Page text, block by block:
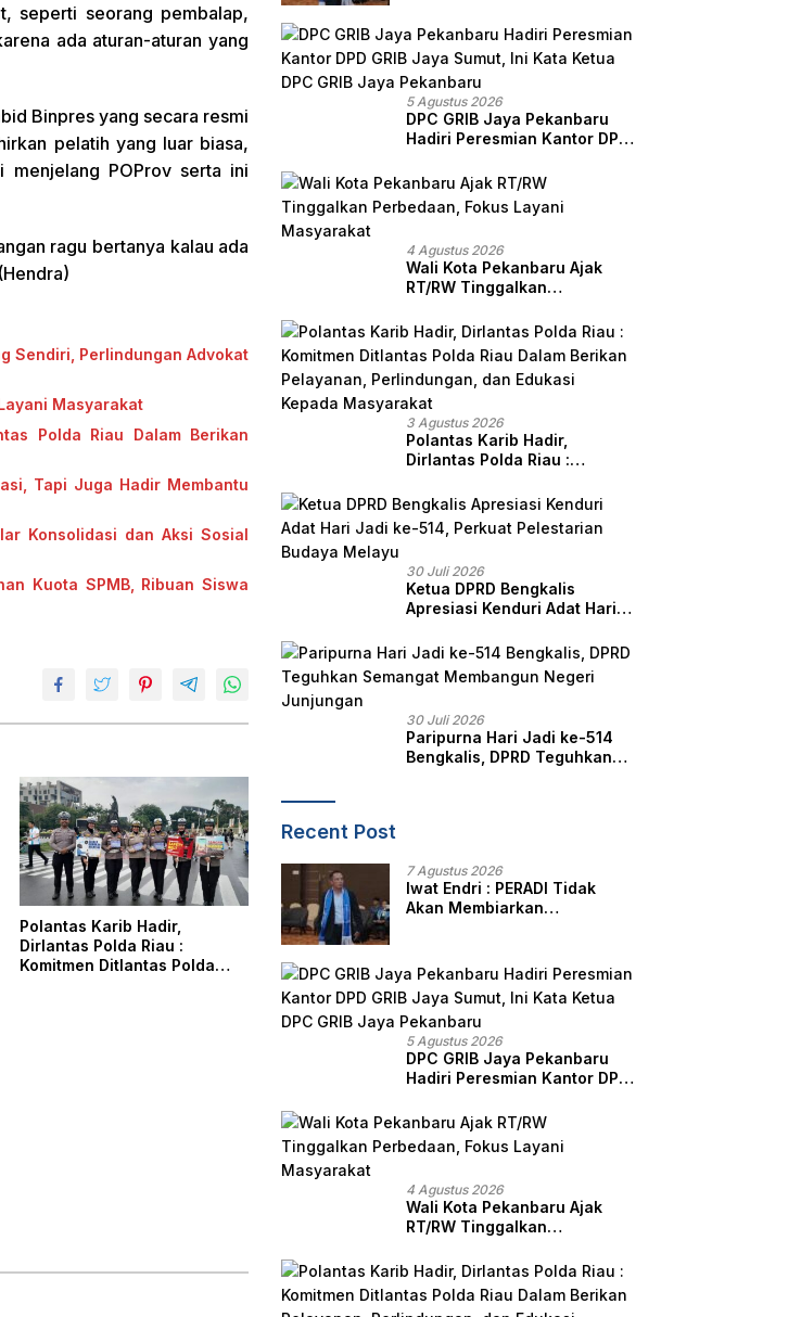
seperti seorang pembalap,
ada aturan-aturan yang
Binpres yang secara resmi
pelatih yang luar biasa,
menjelang POProv serta ini
ragu bertanya kalau ada
Sendiri, Perlindungan Advokat
Masyarakat
Polda Riau Dalam Berikan
Tapi Juga Hadir Membantu
Konsolidasi dan Aksi Sosial
Kuota SPMB, Ribuan Siswa
Polantas Karib Hadir,
Dirlantas Polda Riau :
Komitmen Ditlantas Polda
Advokat Adalah Marwah
Penegak Hukum
5 Agustus 2026
DPC GRIB Jaya Pekanbaru
Hadiri Peresmian Kantor DPD
Ketua DPC GRIB Jaya
Pekanbaru
4 Agustus 2026
Wali Kota Pekanbaru Ajak
RT/RW Tinggalkan
Masyarakat
3 Agustus 2026
Polantas Karib Hadir,
Dirlantas Polda Riau :
Riau Dalam Berikan
Pelayanan, Perlindungan,
dan Edukasi Kepada
30 Juli 2026
Ketua DPRD Bengkalis
Apresiasi Kenduri Adat Hari
Pelestarian Budaya Melayu
30 Juli 2026
Paripurna Hari Jadi ke-514
Bengkalis, DPRD Teguhkan
Recent Post
7 Agustus 2026
Iwat Endri : PERADI Tidak
Akan Membiarkan
Advokat Adalah Marwah
Penegak Hukum
5 Agustus 2026
DPC GRIB Jaya Pekanbaru
Hadiri Peresmian Kantor DPD
Ketua DPC GRIB Jaya
Pekanbaru
4 Agustus 2026
Wali Kota Pekanbaru Ajak
RT/RW Tinggalkan
Masyarakat